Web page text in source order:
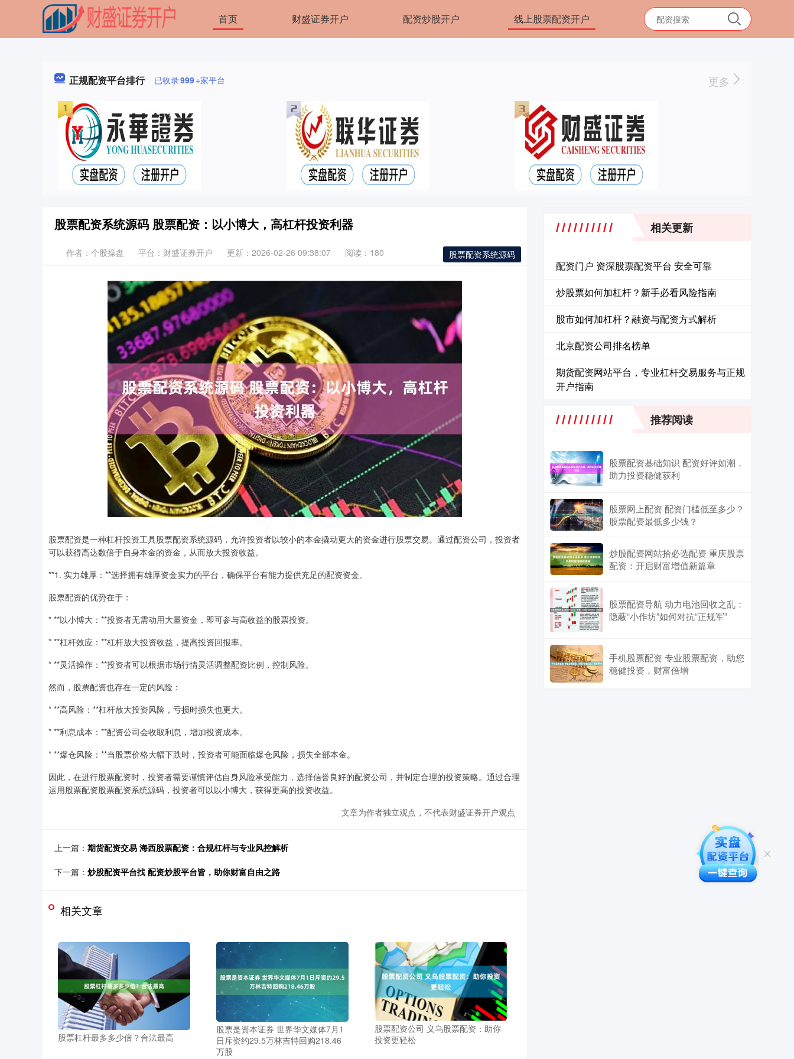
首页 财盛证券开户 配资炒股开户 线上股票配资开户
正规配资平台排行 已收录999+家平台 更多
股票配资系统源码 股票配资：以小博大，高杠杆投资利器
股票配资系统源码
作者：个股操盘 平台：财盛证券开户 更新：2026-02-26 09:38:07 阅读：180
股票配资是一种杠杆投资工具股票配资系统源码，允许投资者以较小的本金撬动更大的资金进行股票交易。通过配资公司，投资者
可以获得高达数倍于自身本金的资金，从而放大投资收益。
**1. 实力雄厚：**选择拥有雄厚资金实力的平台，确保平台有能力提供充足的配资资金。
股票配资的优势在于：
* **以小博大：**投资者无需动用大量资金，即可参与高收益的股票投资。
* **杠杆效应：**杠杆放大投资收益，提高投资回报率。
* **灵活操作：**投资者可以根据市场行情灵活调整配资比例，控制风险。
然而，股票配资也存在一定的风险：
* **高风险：**杠杆放大投资风险，亏损时损失也更大。
* **利息成本：**配资公司会收取利息，增加投资成本。
* **爆仓风险：**当股票价格大幅下跌时，投资者可能面临爆仓风险，损失全部本金。
因此，在进行股票配资时，投资者需要谨慎评估自身风险承受能力，选择信誉良好的配资公司，并制定合理的投资策略。通过合理
运用股票配资股票配资系统源码，投资者可以以小博大，获得更高的投资收益。
文章为作者独立观点，不代表财盛证券开户观点
上一篇： 期货配资交易 海西股票配资：合规杠杆与专业风控解析
下一篇： 炒股配资平台找 配资炒股平台皆，助你财富自由之路
相关文章
股票杠杆最多多少倍？合法最高
股票是资本证券 世界华文媒体7月1
日斥资约29.5万林吉特回购218.46
万股
股票配资公司 义乌股票配资：助你
投资更轻松
相关更新
配资门户 资深股票配资平台 安全可靠
炒股票如何加杠杆？新手必看风险指南
股市如何加杠杆？融资与配资方式解析
北京配资公司排名榜单
期货配资网站平台，专业杠杆交易服务与正规
开户指南
推荐阅读
股票配资基础知识 配资好评如潮，
助力投资稳健获利
股票网上配资 配资门槛低至多少？
股票配资最低多少钱？
炒股配资网站拾必选配资 重庆股票
配资：开启财富增值新篇章
股票配资导航 动力电池回收之乱：
隐蔽“小作坊”如何对抗“正规军”
手机股票配资 专业股票配资，助您
稳健投资，财富倍增